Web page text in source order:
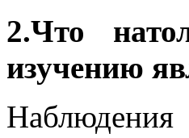
2.Что
изучению
Наблюдения